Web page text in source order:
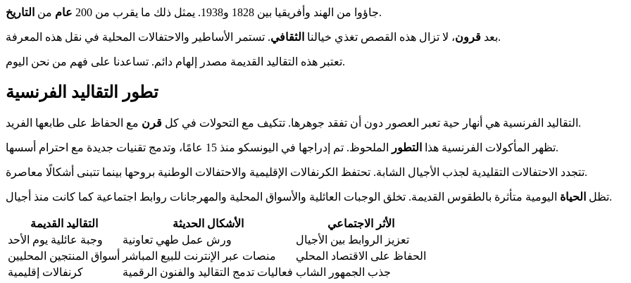
جاؤوا من الهند وأفريقيا بين 1828 و1938. يمثل ذلك ما يقرب من 200 عام من التاريخ .
بعد قرون، لا تزال هذه القصص تغذي خيالنا الثقافي . تستمر الأساطير والاحتفالات المحلية في نقل هذه المعرفة.
تعتبر هذه التقاليد القديمة مصدر إلهام دائم. تساعدنا على فهم من نحن اليوم.
تطور التقاليد الفرنسية
التقاليد الفرنسية هي أنهار حية تعبر العصور دون أن تفقد جوهرها. تتكيف مع التحولات في كل قرن مع الحفاظ على طابعها الفريد.
تظهر المأكولات الفرنسية هذا التطور الملحوظ. تم إدراجها في اليونسكو منذ 15 عامًا، وتدمج تقنيات جديدة مع احترام أسسها.
تتجدد الاحتفالات التقليدية لجذب الأجيال الشابة. تحتفظ الكرنفالات الإقليمية والاحتفالات الوطنية بروحها بينما تتبنى أشكالًا معاصرة.
تظل الحياة اليومية متأثرة بالطقوس القديمة. تخلق الوجبات العائلية والأسواق المحلية والمهرجانات روابط اجتماعية كما كانت منذ أجيال.
التقاليد القديمة الأشكال الحديثة
الأثر الاجتماعي
وجبة عائلية يوم الأحد
ورش عمل طهي تعاونية
تعزيز الروابط بين الأجيال
أسواق المنتجين المحليين
منصات عبر الإنترنت للبيع المباشر
الحفاظ على الاقتصاد المحلي
كرنفالات إقليمية
فعاليات تدمج التقاليد والفنون الرقمية جذب الجمهور الشاب